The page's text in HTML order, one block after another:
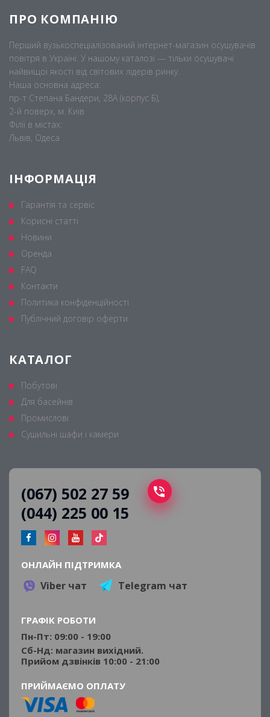
ПРО КОМПАНІЮ
Перший вузькоспеціалізований інтернет-магазин осушувачів
повітря в Україні. У нашому каталозі — тільки осушувачі
найвищої якості від світових лідерів ринку.
Наша основна адреса:
пр-т Степана Бандери, 28А (корпус Б),
2-й поверх, м. Київ
Філії в містах:
Львів, Одеса
ІНФОРМАЦІЯ
Гарантія та сервіс
Корисні статті
Новини
Оренда
FAQ
Контакти
Политика конфіденційності
Публічний договір оферти
КАТАЛОГ
Побутові
Для басейнів
Промислові
Сушильні шафи і камери
(067) 502 27 59
(044) 225 00 15
ОНЛАЙН ПІДТРИМКА
Viber чат Telegram чат
ГРАФІК РОБОТИ
Пн-Пт: 09:00 - 19:00
Сб-Нд: магазин вихідний.
Прийом дзвінків 10:00 - 21:00
ПРИЙМАЄМО ОПЛАТУ